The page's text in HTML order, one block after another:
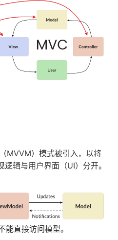
MVVM）模式被引入，以将
辑与用户界面（UI）分开。
直接访问模型。